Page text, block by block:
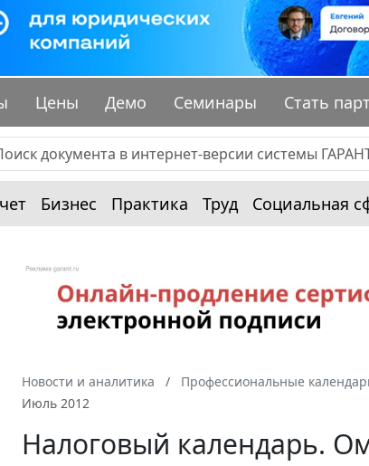
Цены Демо Семинары Стать
Бизнес Практика Труд Социальная
Новости и аналитика Профессиональные
Июль 2012
Налоговый календарь.